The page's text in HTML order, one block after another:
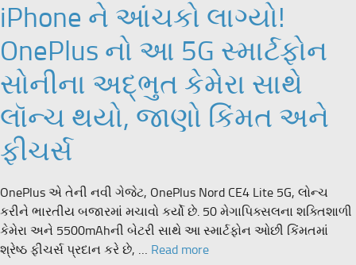
iPhone ને આંચકો લાગ્યો!
OnePlus નો આ 5G સ્માર્ટફોન
સોનીના અદ્ભુત કેમેરા સાથે
લૉન્ચ થયો, જાણો કિંમત અને
ફીચર્સ
OnePlus એ તેની નવી ગેજેટ, OnePlus Nord CE4 Lite 5G, લોન્ચ
કરીને ભારતીય બજારમાં મચાવો કર્યો છે. 50 મેગાપિક્સલના શક્તિશાળી
કેમેરા અને 5500mAhની બેટરી સાથે આ સ્માર્ટફોન ઓછી કિંમતમાં
શ્રેષ્ઠ ફીચર્સ પ્રદાન કરે છે, … Read more